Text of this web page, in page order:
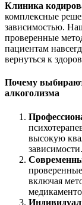
Клиника
комплексные
зависимостью.
проверенные
пациентам
вернуться к
Почему
алкоголизма
высокую
зависимости.
включая